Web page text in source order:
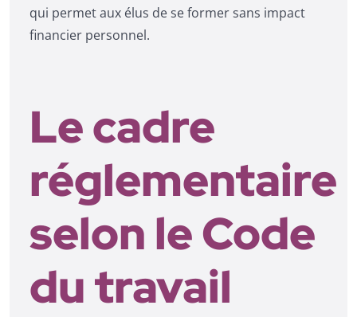
qui permet aux élus de se former sans impact
financier personnel.
Le cadre
réglementaire
selon le Code
du travail